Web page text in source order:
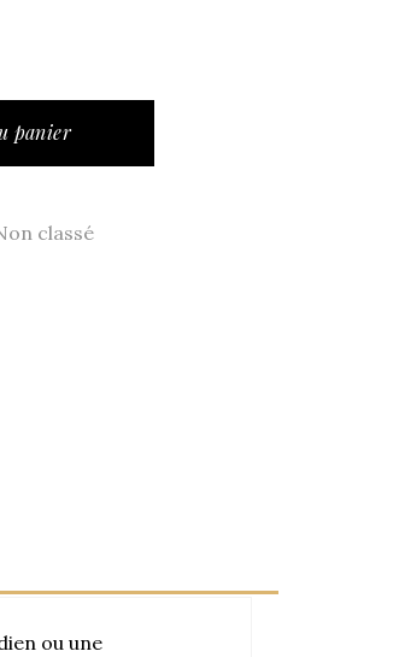
TISSU MULTICOLORE MOSAIQUE
panier
classé
ou une